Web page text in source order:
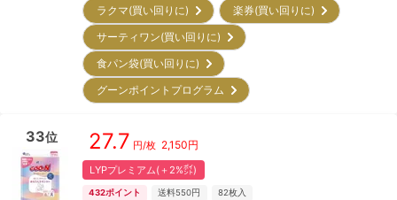
ラクマ(買い回りに)
楽券(買い回りに)
サーティワン(買い回りに)
食パン袋(買い回りに)
グーンポイントプログラム
33位 27.7 円/枚 2,150円
LYPプレミアム(＋2%㌽)
432ポイント 送料550円 82枚入